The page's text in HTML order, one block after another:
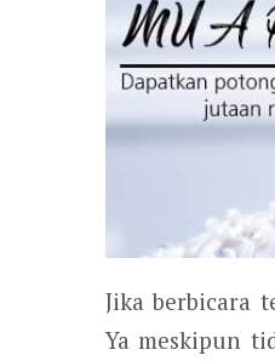
Jika berbicara
Ya meskipun